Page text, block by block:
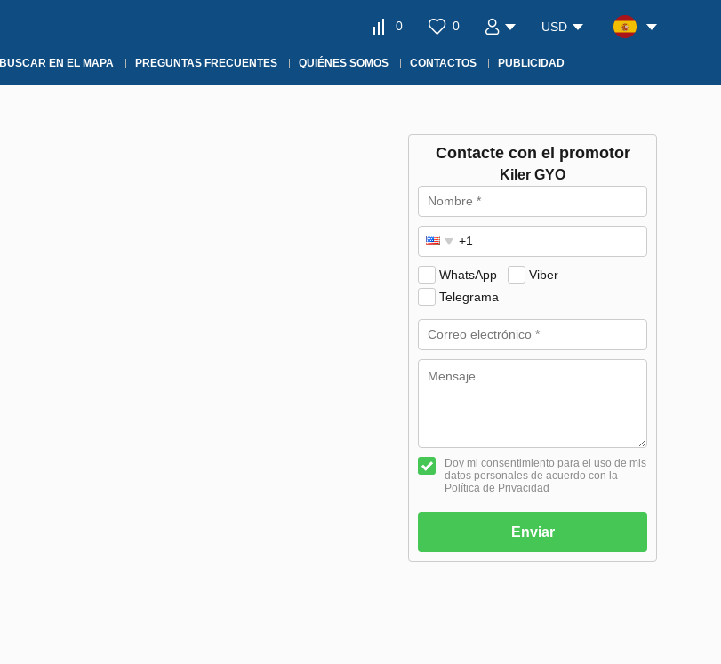
0 0 USD
BUSCAR EN EL MAPA PREGUNTAS FRECUENTES QUIÉNES SOMOS CONTACTOS PUBLICIDAD
Contacte con el promotor
Kiler GYO
WhatsApp
Viber
Telegrama
Doy mi consentimiento para el uso de mis
datos personales de acuerdo con la
Política de Privacidad
Enviar